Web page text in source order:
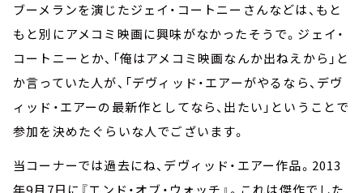
ブーメランを演じたジェイ・コートニーさんなどは、もと
もと別にアメコミ映画に興味がなかったそうで。ジェイ・
コートニーとか、「俺はアメコミ映画なんか出ねえから」と
か言っていた人が、「デヴィッド・エアーがやるなら、デヴ
ィッド・エアーの最新作としてなら、出たい」ということで
参加を決めたぐらいな人でございます。
当コーナーでは過去にね、デヴィッド・エアー作品。2013